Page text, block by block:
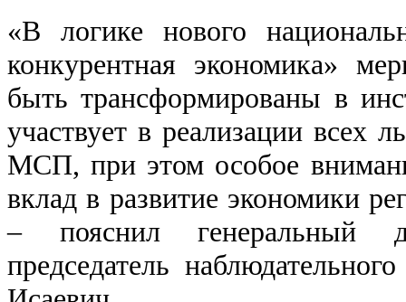
«В логике нового
конкурентная экономика»
быть трансформированы в
участвует в реализации всех
МСП, при этом особое
вклад в развитие экономики
– пояснил генеральный
председатель